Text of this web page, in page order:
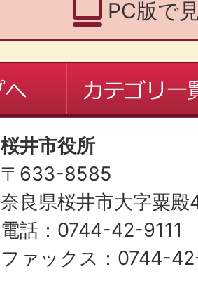
PC版で
桜井市役所
〒633-8585
奈良県桜井市大字粟
電話：0744-42-9111
ファックス：0744-